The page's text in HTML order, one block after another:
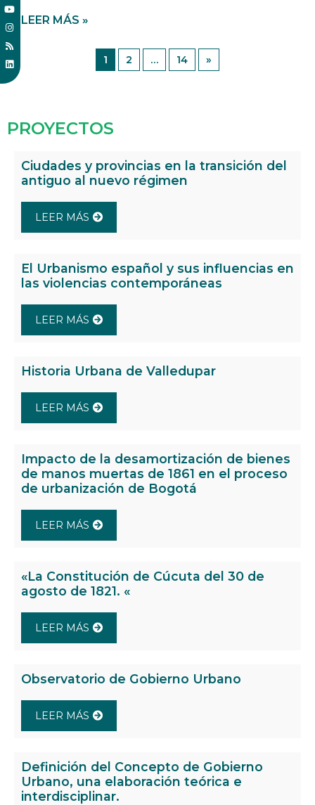
LEER MÁS »
1 2 … 14 »
PROYECTOS
Ciudades y provincias en la transición del
antiguo al nuevo régimen
LEER MÁS
El Urbanismo español y sus influencias en
las violencias contemporáneas
LEER MÁS
Historia Urbana de Valledupar
LEER MÁS
Impacto de la desamortización de bienes
de manos muertas de 1861 en el proceso
de urbanización de Bogotá
LEER MÁS
«La Constitución de Cúcuta del 30 de
agosto de 1821. «
LEER MÁS
Observatorio de Gobierno Urbano
LEER MÁS
Definición del Concepto de Gobierno
Urbano, una elaboración teórica e
interdisciplinar.